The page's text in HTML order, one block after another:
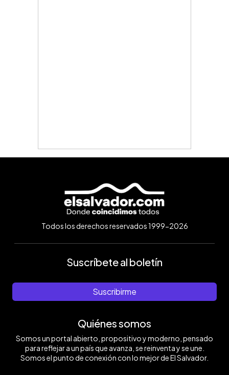
Todos los derechos reservados 1999-2026
Suscríbete al boletín
Suscribirme
Quiénes somos
Somos un portal abierto, propositivo y moderno, pensado
para reflejar a un país que avanza, se reinventa y se une.
Somos el punto de conexión con lo mejor de El Salvador.